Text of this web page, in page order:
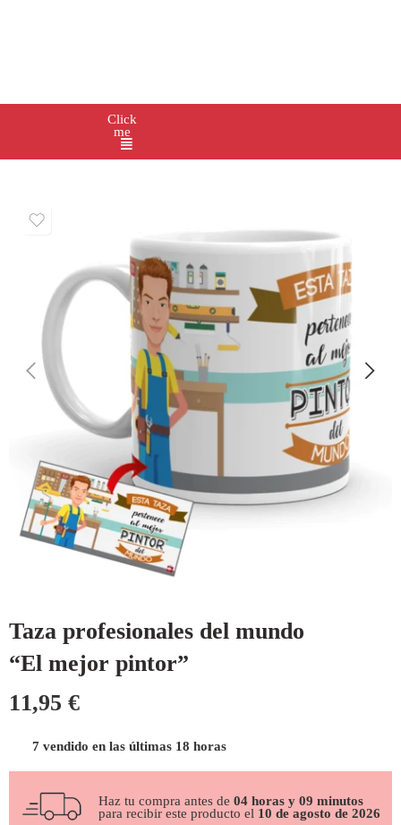
Click
me
Taza profesionales del mundo
“El mejor pintor”
11,95 €
7 vendido en las últimas 18 horas
Haz tu compra antes de 04 horas y 09 minutos
para recibir este producto el 10 de agosto de 2026